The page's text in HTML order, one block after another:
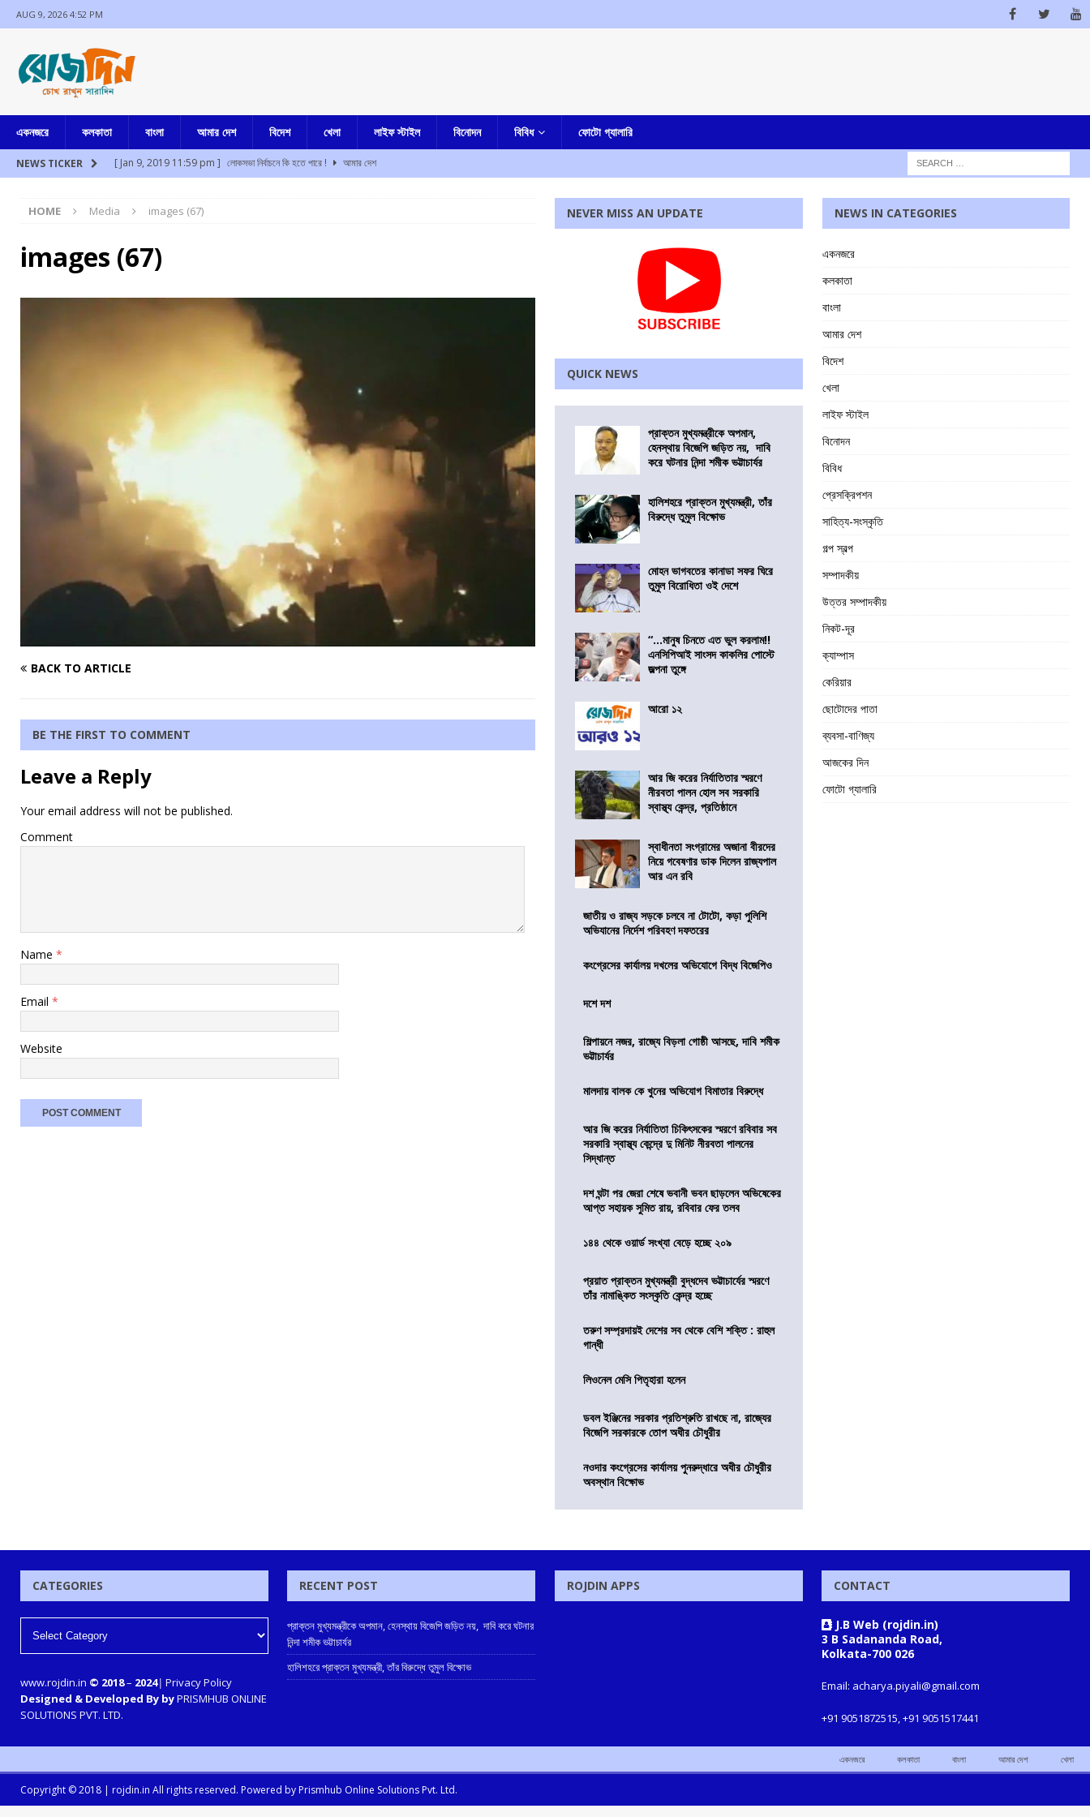
AUG 9, 2026 4:52 PM
একনজরে কলকাতা বাংলা আমার দেশ বিদেশ খেলা লাইফ স্টাইল বিনোদন বিবিধ ফোটো গ্যালারি
NEWS TICKER [ Jan 9, 2019 11:59 pm ] লোকসভা নির্বাচনে কি হতে পারে !
আমার দেশ
[ Aug 9, 2026 2:59 pm ]
[ Aug 9, 2026 1:58 pm ]
[ Aug 9, 2026 12:45 pm ]
[ Aug 9, 2026 12:43 pm ] আরো ১২
আমার বাংলা
HOME Media images (67)
images (67)
BACK TO ARTICLE
BE THE FIRST TO COMMENT
Leave a Reply
Your email address will not be published.
Comment
Name *
Email *
Website
NEVER MISS AN UPDATE
QUICK NEWS
প্রাক্তন মুখ্যমন্ত্রীকে অপমান,
হেনস্থায় বিজেপি জড়িত নয়, দাবি
করে ঘটনার নিন্দা শমীক ভট্টাচার্যর
হালিশহরে প্রাক্তন মুখ্যমন্ত্রী, তাঁর
বিরুদ্ধে তুমুল বিক্ষোভ
মোহন ভাগবতের কানাডা সফর ঘিরে
তুমুল বিরোধিতা ওই দেশে
“…মানুষ চিনতে এত ভুল করলাম!!
এনসিপিআই সাংসদ কাকলির পোস্টে
জল্পনা তুঙ্গে
আরো ১২
আর জি করের নির্যাতিতার স্মরণে
নীরবতা পালন হোল সব সরকারি
স্বাস্থ্য কেন্দ্র, প্রতিষ্ঠানে
স্বাধীনতা সংগ্রামের অজানা বীরদের
নিয়ে গবেষণার ডাক দিলেন রাজ্যপাল
আর এন রবি
জাতীয় ও রাজ্য সড়কে চলবে না টোটো, কড়া পুলিশি
অভিযানের নির্দেশ পরিবহণ দফতরের
কংগ্রেসের কার্যালয় দখলের অভিযোগে বিদ্ধ বিজেপিও
দশে দশ
শিল্পায়নে নজর, রাজ্যে বিড়লা গোষ্ঠী আসছে, দাবি শমীক
ভট্টাচার্যর
মালদায় বালক কে খুনের অভিযোগ বিমাতার বিরুদ্ধে
আর জি করের নির্যাতিতা চিকিৎসকের স্মরণে রবিবার সব
সরকারি স্বাস্থ্য কেন্দ্রে দু মিনিট নীরবতা পালনের
সিদ্ধান্ত
দশ ঘন্টা পর জেরা শেষে ভবানী ভবন ছাড়লেন অভিষেকের
আপ্ত সহায়ক সুমিত রায়, রবিবার ফের তলব
১৪৪ থেকে ওয়ার্ড সংখ্যা বেড়ে হচ্ছে ২০৯
প্রয়াত প্রাক্তন মুখ্যমন্ত্রী বুদ্ধদেব ভট্টাচার্যের স্মরণে
তাঁর নামাঙ্কিত সংস্কৃতি কেন্দ্র হচ্ছে
তরুণ সম্প্রদায়ই দেশের সব থেকে বেশি শক্তি : রাহুল
গান্ধী
লিওনেল মেসি পিতৃহারা হলেন
ডবল ইঞ্জিনের সরকার প্রতিশ্রুতি রাখছে না, রাজ্যের
বিজেপি সরকারকে তোপ অধীর চৌধুরীর
নওদার কংগ্রেসের কার্যালয় পুনরুদ্ধারে অধীর চৌধুরীর
অবস্থান বিক্ষোভ
NEWS IN CATEGORIES
একনজরে
কলকাতা
বাংলা
আমার দেশ
বিদেশ
খেলা
লাইফ স্টাইল
বিনোদন
বিবিধ
প্রেসক্রিপশন
সাহিত্য-সংস্কৃতি
গল্প স্বল্প
সম্পাদকীয়
উত্তর সম্পাদকীয়
নিকট-দূর
ক্যাম্পাস
কেরিয়ার
ছোটোদের পাতা
ব্যবসা-বাণিজ্য
আজকের দিন
ফোটো গ্যালারি
CATEGORIES
www.rojdin.in © 2018– 2024| Privacy Policy
Designed & Developed By byPRISMHUB ONLINE
SOLUTIONS PVT. LTD.
RECENT POST
প্রাক্তন মুখ্যমন্ত্রীকে অপমান, হেনস্থায় বিজেপি জড়িত নয়, দাবি করে ঘটনার
নিন্দা শমীক ভট্টাচার্যর
হালিশহরে প্রাক্তন মুখ্যমন্ত্রী, তাঁর বিরুদ্ধে তুমুল বিক্ষোভ
ROJDIN APPS CONTACT
J.B Web (rojdin.in)
3 B Sadananda Road,
Kolkata-700 026
Email: acharya.piyali@gmail.com
+91 9051872515, +91 9051517441
একনজরে কলকাতা বাংলা আমার দেশ খেলা
Copyright © 2018 | rojdin.in All rights reserved. Powered by Prismhub Online Solutions Pvt. Ltd.